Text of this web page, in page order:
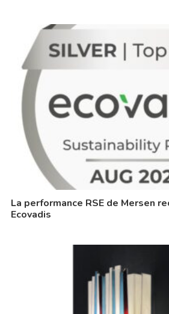
La performance RSE de Mersen
Ecovadis